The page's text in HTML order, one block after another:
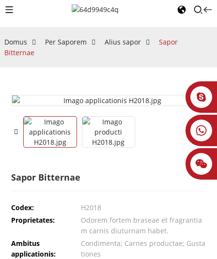
Domus Per Saporem Alius sapor
Sapor
Bitternae
Sapor Bitternae
Codex:
H2018
Proprietates:
Odorem fortem braseae et fragrantia
m carnis diuturnam habet.
Ambitus
applicationis:
Condimenta; Carnes productae; Gusta
tiones